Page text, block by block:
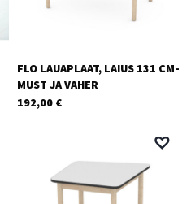
FLO LAUAPLAAT, LAIUS 131 CM-
MUST JA VAHER
192,00 €